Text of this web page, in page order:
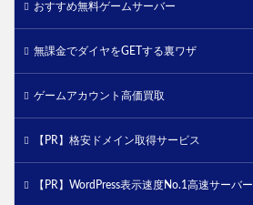
おすすめ無料ゲームサーバー
無課金でダイヤをGETする裏ワザ
ゲームアカウント高価買取
【PR】格安ドメイン取得サービス
【PR】WordPress表示速度No.1高速サーバー